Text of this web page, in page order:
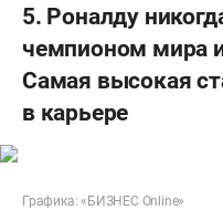
5. Роналду
чемпионом мира
Самая высокая
в карьере
Графика: «БИЗНЕС Online»